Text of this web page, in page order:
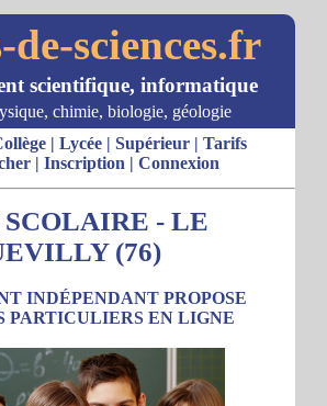
de-sciences.fr
scientifique, informatique
chimie, biologie, géologie
| Lycée| Supérieur| Tarifs
| Inscription | Connexion
- LE
(76)
INDÉPENDANT PROPOSE
PARTICULIERS EN LIGNE